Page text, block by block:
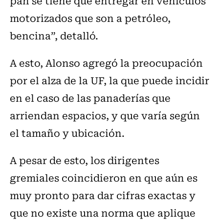
motorizados que son a petróleo,
bencina”, detalló.
A esto, Alonso agregó la preocupación
por el alza de la UF, la que puede incidir
en el caso de las panaderías que
arriendan espacios, y que varía según
el tamaño y ubicación.
A pesar de esto, los dirigentes
gremiales coincidieron en que aún es
muy pronto para dar cifras exactas y
que no existe una norma que aplique